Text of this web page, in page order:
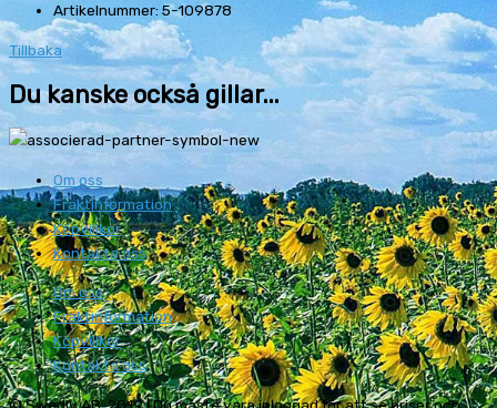
Artikelnummer: 5-109878
Tillbaka
Du kanske också gillar...
Om oss
Fraktinformation
Köpvillkor
Kontakta oss
Om oss
Fraktinformation
Köpvillkor
Kontakta oss